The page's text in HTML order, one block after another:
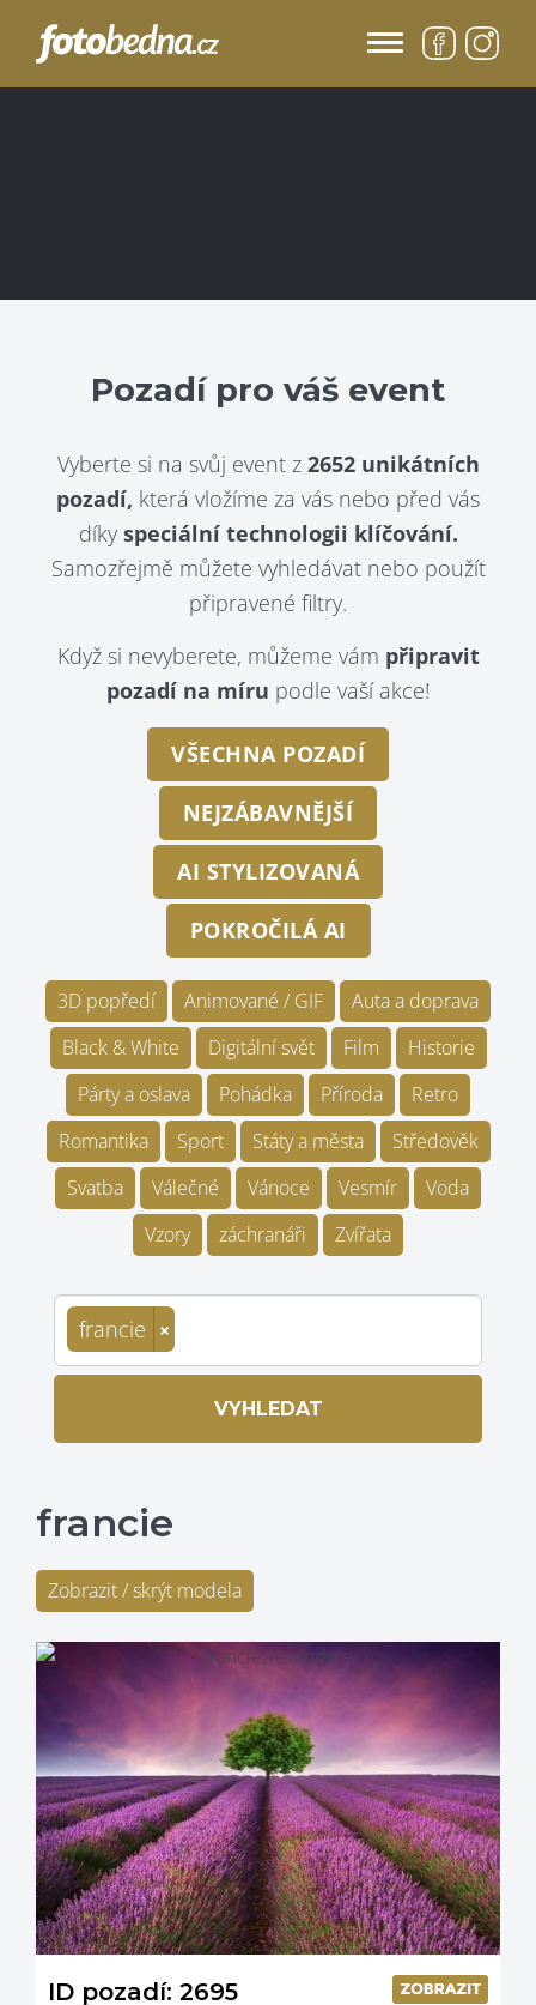
Pozadí pro váš event
Vyberte si na svůj event z 2652 unikátních
pozadí, která vložíme za vás nebo před vás
díky speciální technologii klíčování.
Samozřejmě můžete vyhledávat nebo použít
připravené filtry.
Když si nevyberete, můžeme vám připravit
pozadí na míru podle vaší akce!
VŠECHNA POZADÍ
NEJZÁBAVNĚJŠÍ
AI STYLIZOVANÁ
POKROČILÁ AI
3D popředí Animované / GIF
Auta a doprava
Black & White
Digitální svět Film
Historie
Párty a oslava
Pohádka Příroda
Retro
Romantika
Sport Státy a města
Středověk
Svatba
Válečné Vánoce Vesmír
Voda
Vzory
záchranáři Zvířata
francie ×
VYHLEDAT
francie
Zobrazit / skrýt modela
ID pozadí: 2695